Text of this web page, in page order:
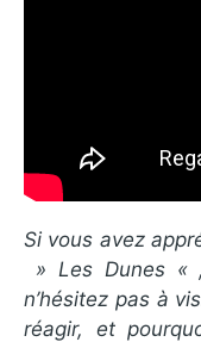
Si vous avez
» Les Dunes «
n’hésitez pas à
réagir, et